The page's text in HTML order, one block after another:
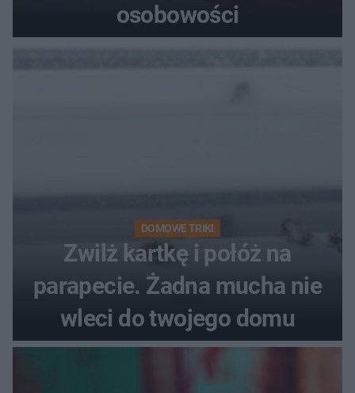
osobowości
DOMOWE TRIKI
Zwilż kartkę i połóż na
parapecie. Żadna mucha nie
wleci do twojego domu